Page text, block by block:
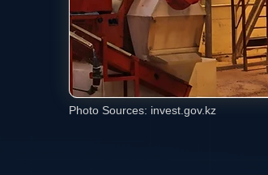
Photo Sources: invest.gov.kz